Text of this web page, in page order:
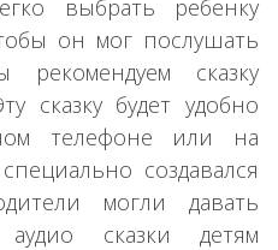
выбрать ребенку
он мог послушать
сказку
сказку будет удобно
телефоне или на
создавался
могли давать
сказки детям